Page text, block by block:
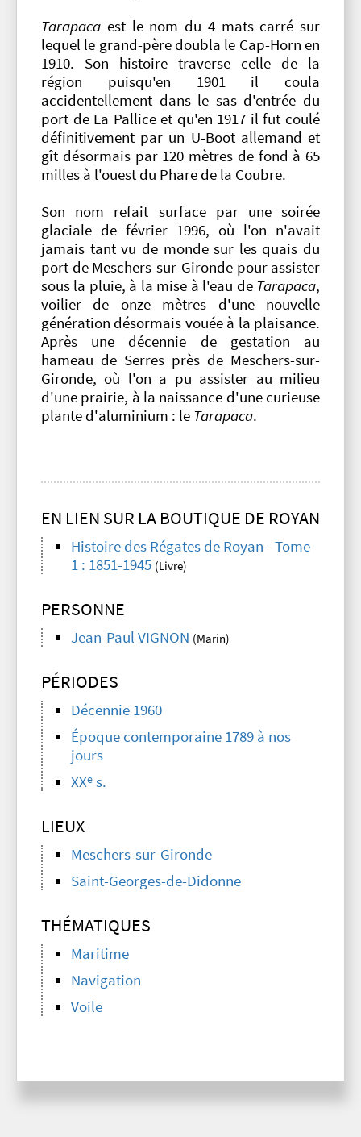
Tarapaca est le nom du 4 mats carré sur
lequel le grand-père doubla le Cap-Horn en
1910. Son histoire traverse celle de la
région puisqu'en 1901 il coula
accidentellement dans le sas d'entrée du
port de La Pallice et qu'en 1917 il fut coulé
définitivement par un U-Boot allemand et
gît désormais par 120 mètres de fond à 65
milles à l'ouest du Phare de la Coubre.
Son nom refait surface par une soirée
glaciale de février 1996, où l'on n'avait
jamais tant vu de monde sur les quais du
port de Meschers-sur-Gironde pour assister
sous la pluie, à la mise à l'eau de Tarapaca,
voilier de onze mètres d'une nouvelle
génération désormais vouée à la plaisance.
Après une décennie de gestation au
hameau de Serres près de Meschers-sur-
Gironde, où l'on a pu assister au milieu
d'une prairie, à la naissance d'une curieuse
plante d'aluminium : le Tarapaca.
EN LIEN SUR LA BOUTIQUE DE ROYAN
Histoire des Régates de Royan - Tome
1 : 1851-1945 (Livre)
PERSONNE
Jean-Paul VIGNON (Marin)
PÉRIODES
Décennie 1960
Époque contemporaine 1789 à nos
jours
XXe s.
LIEUX
Meschers-sur-Gironde
Saint-Georges-de-Didonne
THÉMATIQUES
Maritime
Navigation
Voile